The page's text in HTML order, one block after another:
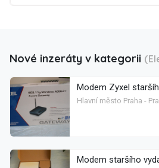
Nové inzeráty v kategorii
Modem Zyxel
Hlavní město Praha -
Modem staršího